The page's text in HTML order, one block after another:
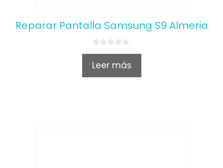
Reparar Pantalla Samsung S9 Almeria
0
u
Leer más